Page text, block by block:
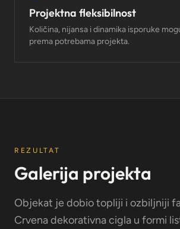
Projektna fleksibilnost
Količina, nijansa i dinamika isporuke
prema potrebama projekta.
REZULTAT
Galerija projekta
Objekat je dobio topliji i ozbiljniji
Crvena dekorativna cigla u formi